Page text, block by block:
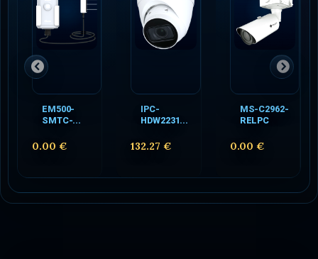
EM500-
SMTC-...
0.00 €
IPC-
HDW2231...
132.27 €
MS-C2962-
RELPC
0.00 €